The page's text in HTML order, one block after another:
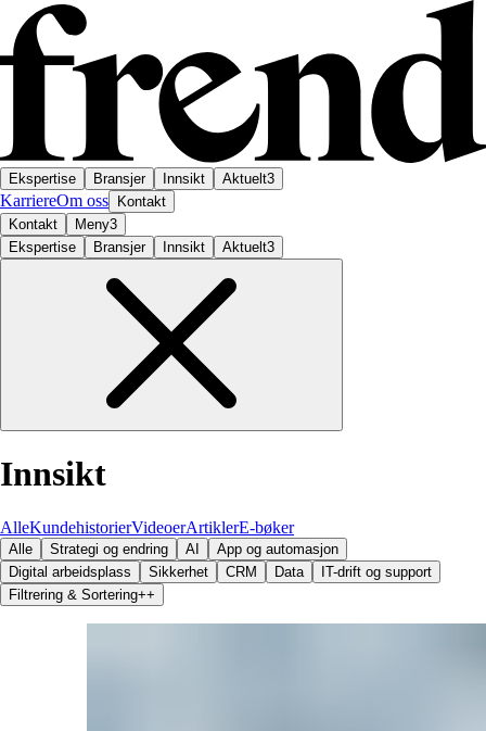
Ekspertise Bransjer Innsikt Aktuelt3
KarriereOm oss
Kontakt
Kontakt
Meny3
Ekspertise
Bransjer Innsikt Aktuelt3
Innsikt
AlleKundehistorierVideoerArtiklerE-bøker
Alle Strategi og endring AI
App og automasjon
Digital arbeidsplass
Sikkerhet CRM Data
IT-drift og support
Filtrering & Sortering++